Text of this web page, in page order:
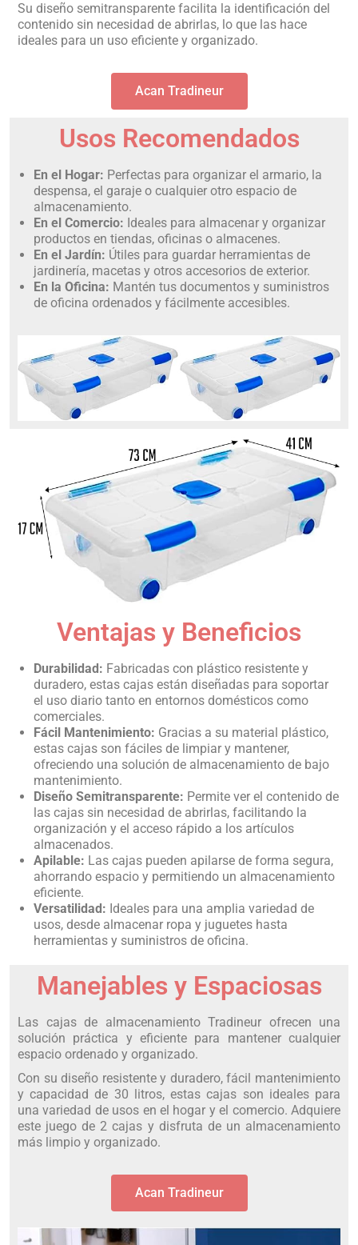
Su diseño semitransparente facilita la identificación del
contenido sin necesidad de abrirlas, lo que las hace
ideales para un uso eficiente y organizado.
Acan Tradineur
Usos Recomendados
En el Hogar: Perfectas para organizar el armario, la
despensa, el garaje o cualquier otro espacio de
almacenamiento.
En el Comercio: Ideales para almacenar y organizar
productos en tiendas, oficinas o almacenes.
En el Jardín: Útiles para guardar herramientas de
jardinería, macetas y otros accesorios de exterior.
En la Oficina: Mantén tus documentos y suministros
de oficina ordenados y fácilmente accesibles.
Ventajas y Beneficios
Durabilidad: Fabricadas con plástico resistente y
duradero, estas cajas están diseñadas para soportar
el uso diario tanto en entornos domésticos como
comerciales.
Fácil Mantenimiento: Gracias a su material plástico,
estas cajas son fáciles de limpiar y mantener,
ofreciendo una solución de almacenamiento de bajo
mantenimiento.
Diseño Semitransparente: Permite ver el contenido de
las cajas sin necesidad de abrirlas, facilitando la
organización y el acceso rápido a los artículos
almacenados.
Apilable: Las cajas pueden apilarse de forma segura,
ahorrando espacio y permitiendo un almacenamiento
eficiente.
Versatilidad: Ideales para una amplia variedad de
usos, desde almacenar ropa y juguetes hasta
herramientas y suministros de oficina.
Manejables y Espaciosas
Las cajas de almacenamiento Tradineur ofrecen una
solución práctica y eficiente para mantener cualquier
espacio ordenado y organizado.
Con su diseño resistente y duradero, fácil mantenimiento
y capacidad de 30 litros, estas cajas son ideales para
una variedad de usos en el hogar y el comercio. Adquiere
este juego de 2 cajas y disfruta de un almacenamiento
más limpio y organizado.
Acan Tradineur